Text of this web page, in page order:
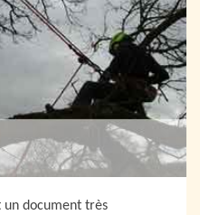
un document très